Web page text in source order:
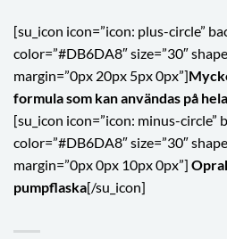
[su_icon icon=”icon: plus-circle”
color=”#DB6DA8″ size=”30″
margin=”0px 20px 5px 0px”]
formula som kan användas på
[su_icon icon=”icon: minus-circle”
color=”#DB6DA8″ size=”30″
margin=”0px 0px 10px 0px”]
pumpflaska[/su_icon]